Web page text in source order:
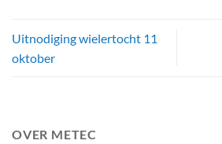
Uitnodiging wielertocht 11
oktober
OVER METEC